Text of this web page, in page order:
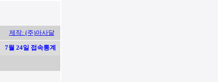
제작: (주)아사달
7월 24일 접속통계